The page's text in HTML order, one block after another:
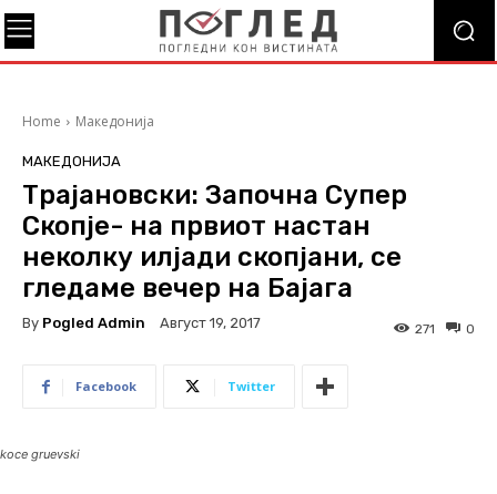
Home Македонија
МАКЕДОНИЈА
Трајановски: Започна Супер
Скопје- на првиот настан
неколку илјади скопјани, се
гледаме вечер на Бајага
By Pogled Admin Август 19, 2017 0
271
Facebook Twitter
koce gruevski